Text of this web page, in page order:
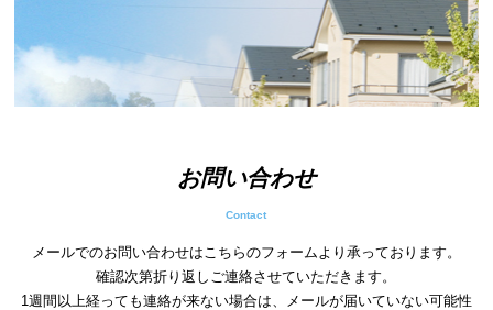
お問い合わせ
Contact
メールでのお問い合わせはこちらのフォームより承っております。
確認次第折り返しご連絡させていただきます。
1週間以上経っても連絡が来ない場合は、メールが届いていない可能性